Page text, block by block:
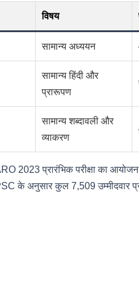
विषय
सामान्य अध्ययन
सामान्य हिंदी और
प्रारूपण
सामान्य शब्दावली और
व्याकरण
2023 प्रारंभिक परीक्षा का
के अनुसार कुल 7,509 उम्मीदवार